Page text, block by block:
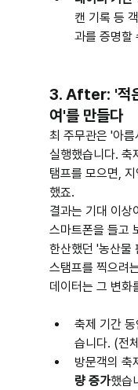
캔 기록 등
과를 증명할
3. After: '적
여'를 만들다
최 주무관은 '아
실행했습니다. 축
탬프를 모으면,
했죠.
결과는 기대 이상
스마트폰을 들고
한산했던 '농산물
스탬프를 찍으려
데이터는 그 변화
축제 기간
습니다. (전
방문객의 축
량 증가했습